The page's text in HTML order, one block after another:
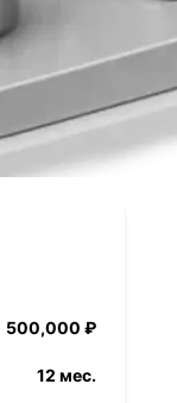
500,000 ₽
12 мес.